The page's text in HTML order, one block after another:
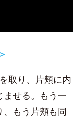
取り、片頬に内
せる。もう一
もう片頬も同